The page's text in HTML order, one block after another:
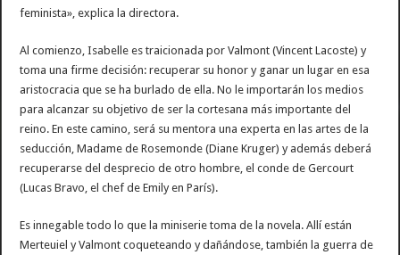
feminista», explica la directora.
Al comienzo, Isabelle es traicionada por Valmont (Vincent Lacoste) y
toma una firme decisión: recuperar su honor y ganar un lugar en esa
aristocracia que se ha burlado de ella. No le importarán los medios
para alcanzar su objetivo de ser la cortesana más importante del
reino. En este camino, será su mentora una experta en las artes de la
seducción, Madame de Rosemonde (Diane Kruger) y además deberá
recuperarse del desprecio de otro hombre, el conde de Gercourt
(Lucas Bravo, el chef de Emily en París).
Es innegable todo lo que la miniserie toma de la novela. Allí están
Merteuiel y Valmont coqueteando y dañándose, también la guerra de